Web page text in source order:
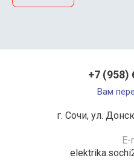
+7 (958)
Вам
г. Сочи, ул.
E-